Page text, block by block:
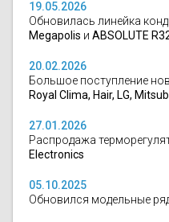
19.05.2026
Обновилась линейка
Megapolis и ABSOLUTE
20.02.2026
Большое поступление
Royal Clima, Hair, LG,
27.01.2026
Распродажа
Electronics
05.10.2025
Обновился модельные